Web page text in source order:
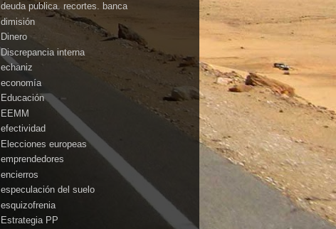
deuda publica. recortes. banca
dimisión
Dinero
Discrepancia interna
echaniz
economía
Educación
EEMM
efectividad
Elecciones europeas
emprendedores
encierros
especulación del suelo
esquizofrenia
Estrategia PP